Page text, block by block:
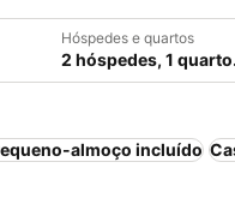
Hóspedes e quartos
2 hóspedes, 1 quarto.
almoço incluído